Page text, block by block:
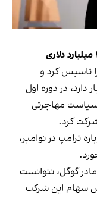
را تاسیس کرد و
در دوره اول
به سیاست مهاجرتی
کرد.
ترامپ در نوامبر،
گوگل، نتوانست
سهام این شرکت